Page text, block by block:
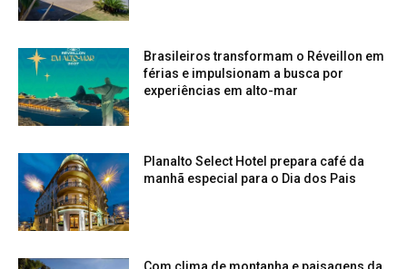
Brasileiros transformam o Réveillon em
férias e impulsionam a busca por
experiências em alto-mar
Planalto Select Hotel prepara café da
manhã especial para o Dia dos Pais
Com clima de montanha e paisagens da